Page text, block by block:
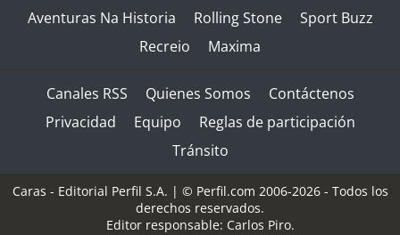
Aventuras Na Historia
Rolling Stone
Sport Buzz
Recreio
Maxima
Canales RSS Quienes Somos
Contáctenos
Privacidad
Equipo
Reglas de participación
Tránsito
Caras - Editorial Perfil S.A. | © Perfil.com 2006-2026 - Todos los
derechos reservados.
Editor responsable: Carlos Piro.